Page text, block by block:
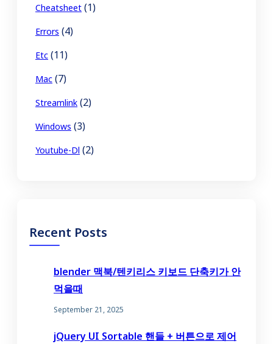
Cheatsheet (1)
Errors (4)
Etc (11)
Mac (7)
Streamlink (2)
Windows (3)
Youtube-Dl (2)
Recent Posts
blender 맥북/텐키리스 키보드 단축키가 안
먹을때
September 21, 2025
jQuery UI Sortable 핸들 + 버튼으로 제어